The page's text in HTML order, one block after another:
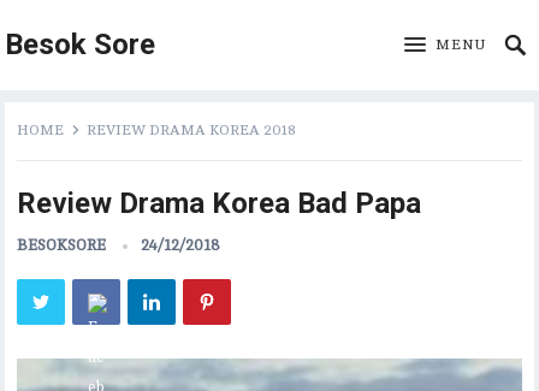
Besok Sore MENU
HOME REVIEW DRAMA KOREA 2018
Review Drama Korea Bad Papa
BESOKSORE 24/12/2018